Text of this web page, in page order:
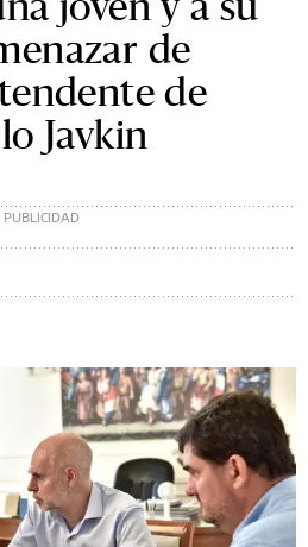
de
de
Javkin